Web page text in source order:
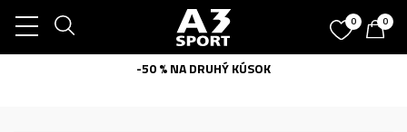
0 0
-50 % NA DRUHÝ KÚSOK